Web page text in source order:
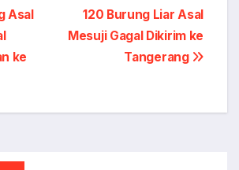
120 Burung Liar Asal
Mesuji Gagal Dikirim ke
Tangerang
Asal
ke